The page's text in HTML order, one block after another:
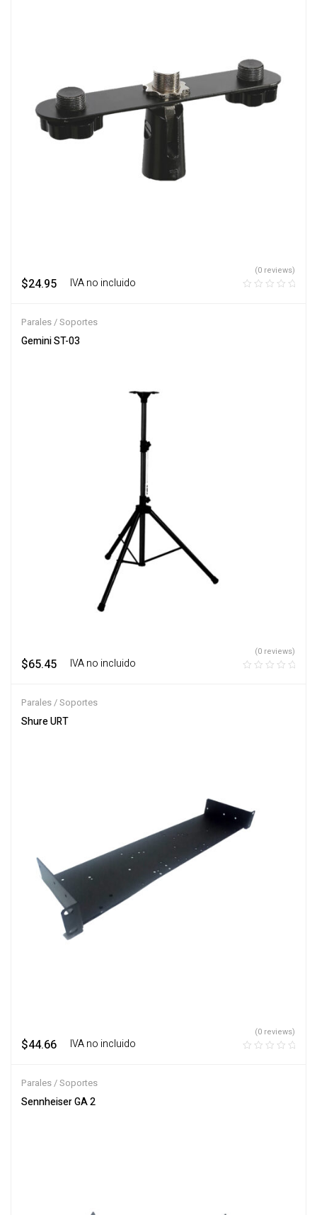
$24.95 ‎ ‎ ‎ IVA no incluido
(0 reviews)
Parales / Soportes
Gemini ST-03
$65.45 ‎ ‎ ‎ IVA no incluido
(0 reviews)
Parales / Soportes
Shure URT
$44.66 ‎ ‎ ‎ IVA no incluido
(0 reviews)
Parales / Soportes
Sennheiser GA 2